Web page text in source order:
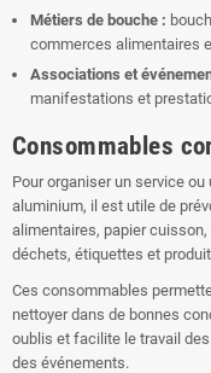
Métiers de bouche :
commerces alimentaires
Associations et
manifestations et
Consommables
Pour organiser un service
aluminium, il est utile de
alimentaires, papier
déchets, étiquettes et
Ces consommables
nettoyer dans de bonnes
oublis et facilite le travail
des événements.